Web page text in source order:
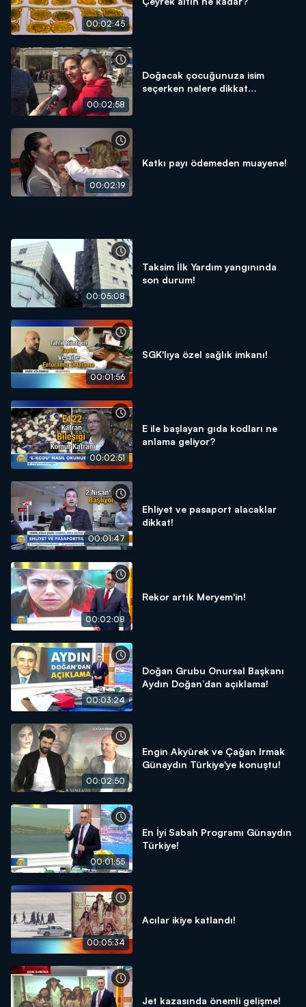
00:02:45
00:02:58
Doğacak çocuğunuza isim
seçerken nelere dikkat
00:02:19
Katkı payı ödemeden muayene!
00:05:08
Taksim İlk Yardım yangınında
son durum!
00:01:56
SGK'lıya özel sağlık imkanı!
00:02:51
E ile başlayan gıda kodları ne
anlama geliyor?
00:01:47
Ehliyet ve pasaport alacaklar
dikkat!
00:02:08
Rekor artık Meryem'in!
00:03:24
Doğan Grubu Onursal Başkanı
Aydın Doğan’dan açıklama!
00:02:50
Engin Akyürek ve Çağan Irmak
Günaydın Türkiye'ye konuştu!
00:01:55
En İyi Sabah Programı Günaydın
Türkiye!
00:05:34
Acılar ikiye katlandı!
Jet kazasında önemli gelişme!